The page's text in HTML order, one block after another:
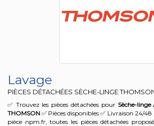
Lavage
PIÈCES DÉTACHÉES SÈCHE-LINGE
✅ Trouvez les pièces détachées pour Sèche-
THOMSON✅ Pièces disponibles ✅ Livraison 24/48
pièce npm.fr, toutes les pièces détachées